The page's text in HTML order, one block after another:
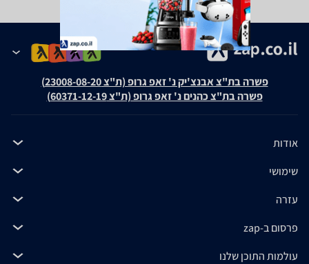
פשרה בת"צ אבנצ'יק נ' זאפ גרופ (ת"צ 23008-08-20)
פשרה בת"צ כהנים נ' זאפ גרופ (ת"צ 60371-12-19)
אודות
שימושי
עזרה
פרסום ב-zap
עולמות התוכן שלנו